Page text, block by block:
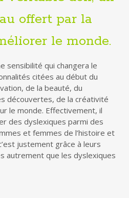
offert par la
le monde.
sensibilité qui changera le
citées au début du
de la beauté, du
découvertes, de la créativité
le monde. Effectivement, il
des dyslexiques parmi des
et femmes de l’histoire et
justement grâce à leurs
autrement que les dyslexiques